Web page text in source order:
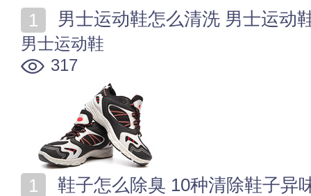
男士运动鞋怎么清洗 男士运动
男士运动鞋
317
鞋子怎么除臭 10种清除鞋子异